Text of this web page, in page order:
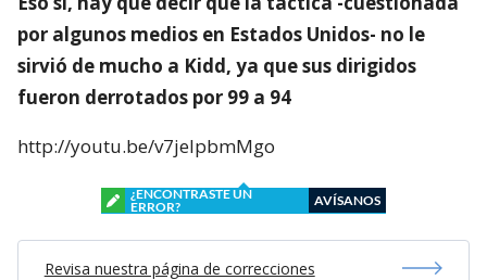
por algunos medios en Estados Unidos- no le
sirvió de mucho a Kidd, ya que sus dirigidos
fueron derrotados por 99 a 94
http://youtu.be/v7jeIpbmMgo
¿ENCONTRASTE UN
ERROR?
AVÍSANOS
Revisa nuestra página de correcciones